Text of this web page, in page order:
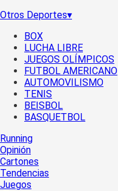
Otros Deportes▾
BOX
LUCHA LIBRE
JUEGOS OLÍMPICOS
FUTBOL AMERICANO
AUTOMOVILISMO
TENIS
BEISBOL
BASQUETBOL
Running
Opinión
Cartones
Tendencias
Juegos